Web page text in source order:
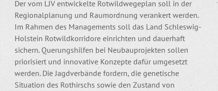
Der vom LJV entwickelte Rotwildwegeplan soll in der
Regionalplanung und Raumordnung verankert werden.
Im Rahmen des Managements soll das Land Schleswig-
Holstein Rotwildkorridore einrichten und dauerhaft
sichern. Querungshilfen bei Neubauprojekten sollen
priorisiert und innovative Konzepte dafür umgesetzt
werden. Die Jagdverbände fordern, die genetische
Situation des Rothirschs sowie den Zustand von